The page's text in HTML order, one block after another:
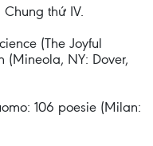
Chung thứ IV.
(The Joyful
(Mineola, NY: Dover,
106 poesie (Milan: